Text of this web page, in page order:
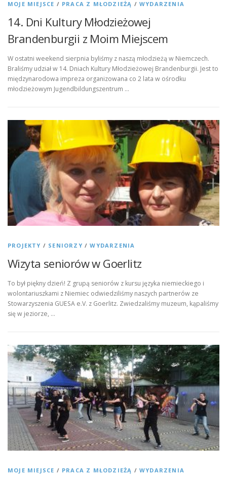
MOJE MIEJSCE / PRACA Z MŁODZIEŻĄ /WYDARZENIA
14. Dni Kultury Młodzieżowej
Brandenburgii z Moim Miejscem
W ostatni weekend sierpnia byliśmy z naszą młodzieżą w Niemczech.
Braliśmy udział w 14. Dniach Kultury Młodzieżowej Brandenburgii. Jest to
międzynarodowa impreza organizowana co 2 lata w ośrodku
młodzieżowym Jugendbildungszentrum …
PROJEKTY / SENIORZY /WYDARZENIA
Wizyta seniorów w Goerlitz
To był piękny dzień! Z grupą seniorów z kursu języka niemieckiego i
wolontariuszkami z Niemiec odwiedziliśmy naszych partnerów ze
Stowarzyszenia GUESA e.V. z Goerlitz. Zwiedzaliśmy muzeum, kąpaliśmy
się w jeziorze, …
MOJE MIEJSCE / PRACA Z MŁODZIEŻĄ /WYDARZENIA